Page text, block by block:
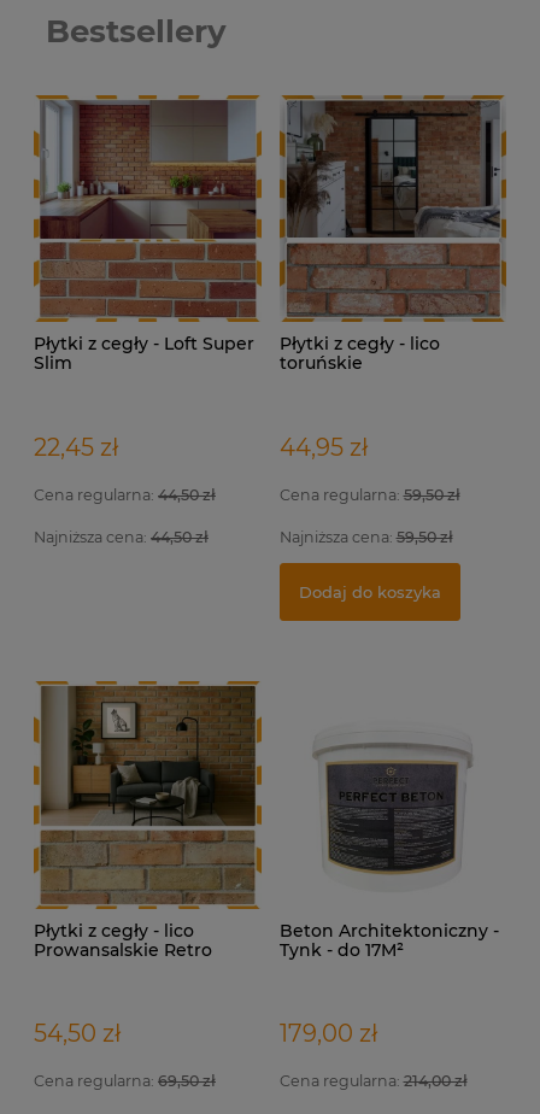
Bestsellery
Płytki z cegły - Loft Super
Slim
22,45 zł
Cena regularna: 44,50 zł
Najniższa cena: 44,50 zł
Płytki z cegły - lico
toruńskie
44,95 zł
Cena regularna:59,50 zł
Najniższa cena:59,50 zł
Dodaj do koszyka
Płytki z cegły - lico
Prowansalskie Retro
54,50 zł
Cena regularna: 69,50 zł
Beton Architektoniczny -
Tynk - do 17M²
179,00 zł
Cena regularna:214,00 zł
Indywidualna wizualizacja projektu
Dodaj do koszyka